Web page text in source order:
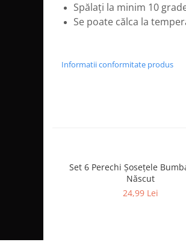
Spălați la minim 10
Se poate călca la
Informatii conformitate produs
Set 6 Perechi Şosețele
Născut
24,99 Lei